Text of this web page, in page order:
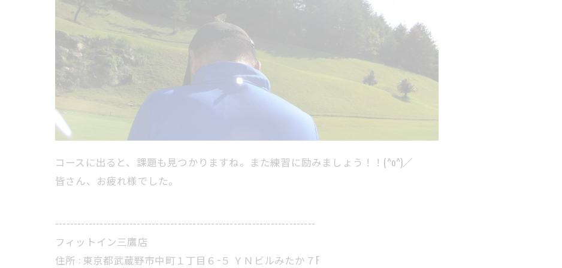
コースに出ると、課題も見つかりますね。また練習に励みましょう！！(^o^)／
皆さん、お疲れ様でした。
----------------------------------------------------------------------
フィットイン三鷹店
住所 : 東京都武蔵野市中町１丁目６−５ ＹＮビルみたか７F